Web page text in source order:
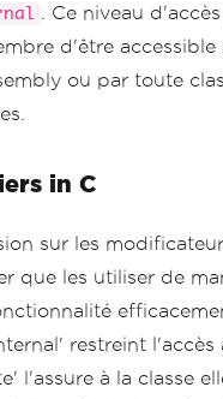
. Ce niveau
d'être
ou par toute
in C
sur les
que les utiliser de
restreint l'accès
l'assure à la classe